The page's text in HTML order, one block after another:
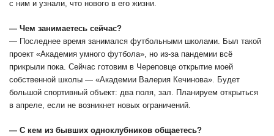
с ним и узнали, что нового в его жизни.
— Чем занимаетесь сейчас?
— Последнее время занимался футбольными школами. Был такой
проект «Академия умного футбола», но из-за пандемии всё
прикрыли пока. Сейчас готовим в Череповце открытие моей
собственной школы — «Академии Валерия Кечинова». Будет
большой спортивный объект: два поля, зал. Планируем открыться
в апреле, если не возникнет новых ограничений.
— С кем из бывших одноклубников общаетесь?